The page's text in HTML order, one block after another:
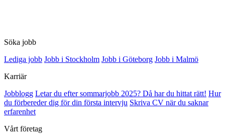
Söka jobb
Lediga jobb Jobb i Stockholm Jobb i Göteborg Jobb i Malmö
Karriär
Jobblogg Letar du efter sommarjobb 2025? Då har du hittat rätt! Hur
du förbereder dig för din första intervju Skriva CV när du saknar
erfarenhet
Vårt företag